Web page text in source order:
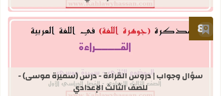
أضف إلى العلامات المرجعية
قراءة المزيد عن سؤال وجواب |
سؤال وجواب | دروس القراءة - درس (سميرة موسى) -
للصف الثالث الإعدادي